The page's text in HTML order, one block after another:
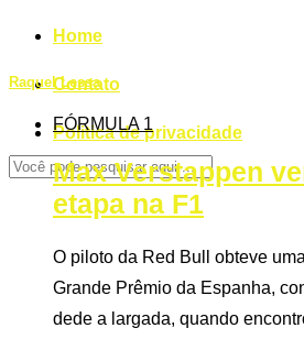
Home
Contato
Politica de privacidade
Raquel Lessa
FÓRMULA 1
Max Verstappen
etapa na F1
O piloto da Red Bull obteve
Grande Prêmio da Espanha,
dede a largada, quando